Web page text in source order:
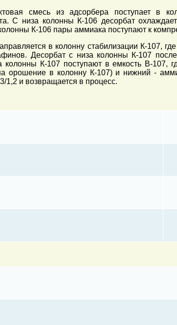
смесь из адсорбера поступает в
С низа колонны К-106 десорбат
К-106 пары аммиака поступают к
в колонну стабилизации К-107,
Десорбат с низа колонны К-107
К-107 поступают в емкость В-107,
орошение в колонну К-107) и нижний -
1,2 и возвращается в процесс.